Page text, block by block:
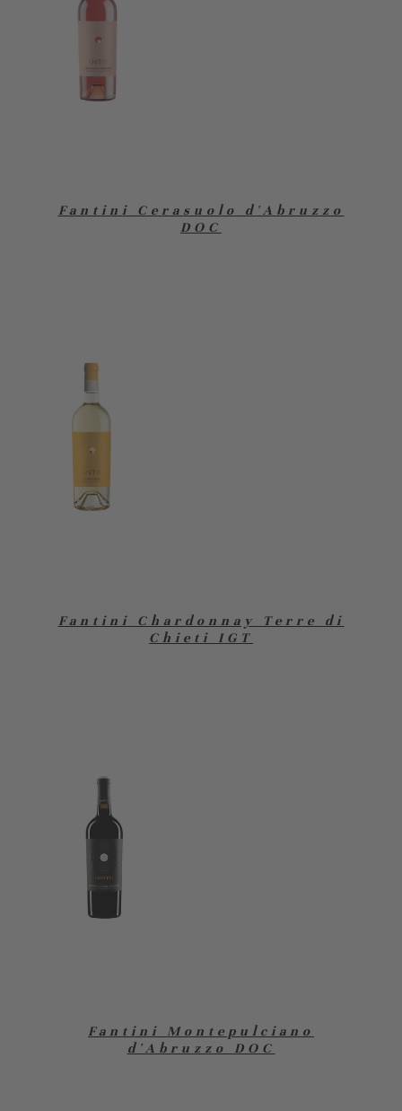
Fantini Cerasuolo d'Abruzzo
DOC
Fantini Chardonnay Terre di
Chieti IGT
Fantini Montepulciano
d'Abruzzo DOC